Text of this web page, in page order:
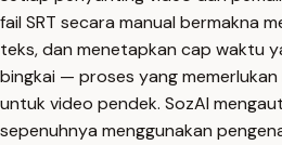
fail SRT secara manual bermakna
teks, dan menetapkan cap waktu
bingkai — proses yang
untuk video pendek. SozAI
sepenuhnya menggunakan